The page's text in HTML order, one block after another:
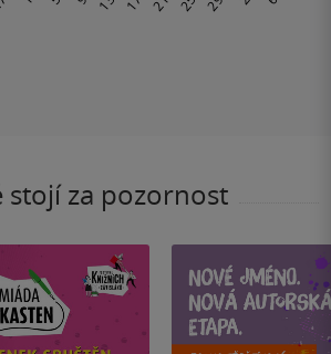
stojí za pozornost